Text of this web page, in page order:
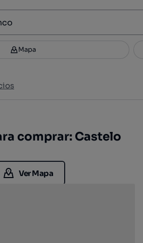
Filtros 2
Mapa
comprar: Castelo
Ver Mapa